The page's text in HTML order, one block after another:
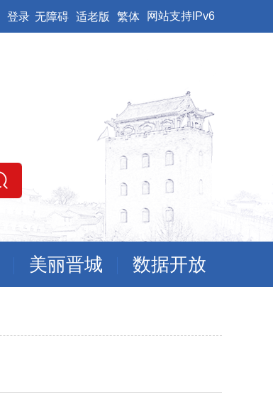
登录 无障碍 适老版 繁体 网站支持IPv6
美丽晋城 数据开放